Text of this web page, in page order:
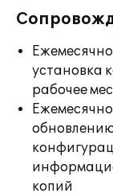
установка
рабочее
копий